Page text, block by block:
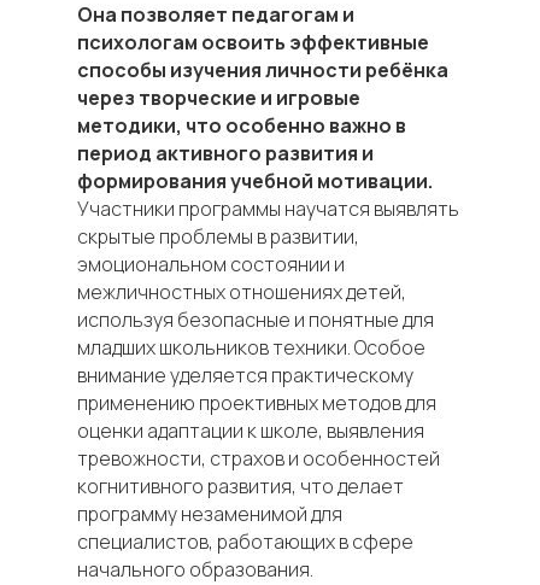
Она позволяет педагогам и
психологам освоить эффективные
способы изучения личности ребёнка
через творческие и игровые
методики, что особенно важно в
период активного развития и
формирования учебной мотивации.
Участники программы научатся выявлять
скрытые проблемы в развитии,
эмоциональном состоянии и
межличностных отношениях детей,
используя безопасные и понятные для
младших школьников техники. Особое
внимание уделяется практическому
применению проективных методов для
оценки адаптации к школе, выявления
тревожности, страхов и особенностей
когнитивного развития, что делает
программу незаменимой для
специалистов, работающих в сфере
начального образования.